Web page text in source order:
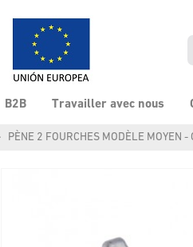
B2B Travailler avec nous
PÈNE 2 FOURCHES MODÈLE MOYEN -